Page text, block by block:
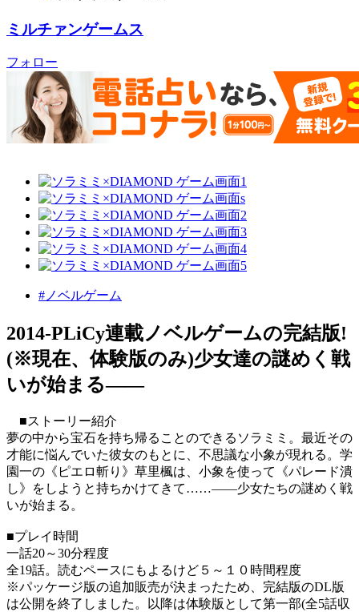
ミルチァンゲームス
フォロー
#ノベルゲーム
2014-PLiCy連載ノベルゲームの完結版!
(※現在、体験版のみ)少女達の謎めく戦
いが始まる――
■ストーリー紹介
夢の中から宝石を持ち帰ることのできるソラミミ。最近その
才能に悩んでいた彼女のもとに、不思議な小象が現れる。学
園一の《ピエロ斬り》草里楓は、小象を使って《パレード潰
し》をしようと持ちかけてきて……――少女たちの謎めく戦
いが始まる。
■プレイ時間
一話20～30分程度
全19話。読むペースにもよるけど５～１０時間程度
※パッケージ版の追加販売が決まったため、完結版のDL版
は公開を終了しました。以降は体験版として第一部(全5話収